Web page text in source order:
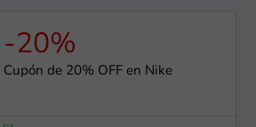
-20%
Cupón de 20% OFF en Nike